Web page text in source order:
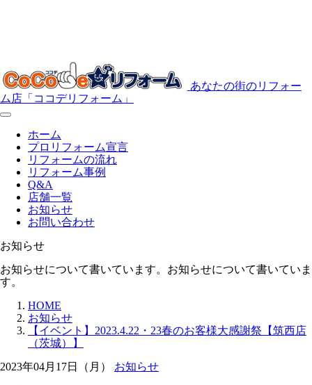
あなたの街のリフォー
ム店「ココデリフォーム」
ホーム
プロリフォーム宣言
リフォームの流れ
リフォーム事例
Q&A
店舗一覧
お知らせ
お問い合わせ
お知らせ
お知らせについて書いています。お知らせについて書いていま
す。
HOME
お知らせ
【イベント】2023.4.22・23春のお客様大感謝祭【筑西店
（茨城）】
2023年04月17日（月）
お知らせ